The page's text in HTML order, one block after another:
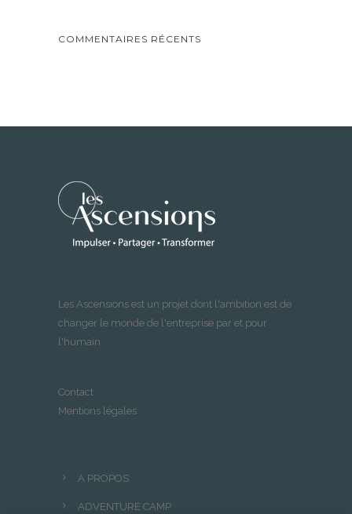
COMMENTAIRES RÉCENTS
Les Ascensions est un projet dont l'ambition est de
changer le monde de l'entreprise par et pour
l'humain
Contact
Mentions légales
A PROPOS
ADVENTURE CAMP